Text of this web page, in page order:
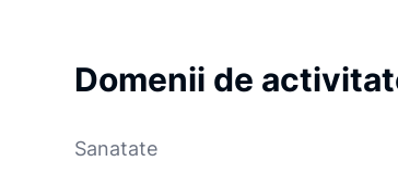
Domenii de
Sanatate